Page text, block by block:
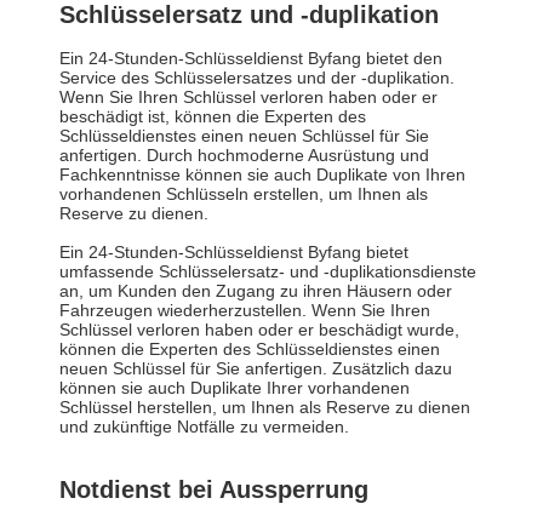
Schlüsselersatz und -duplikation
Ein 24-Stunden-Schlüsseldienst Byfang bietet den
Service des Schlüsselersatzes und der -duplikation.
Wenn Sie Ihren Schlüssel verloren haben oder er
beschädigt ist, können die Experten des
Schlüsseldienstes einen neuen Schlüssel für Sie
anfertigen. Durch hochmoderne Ausrüstung und
Fachkenntnisse können sie auch Duplikate von Ihren
vorhandenen Schlüsseln erstellen, um Ihnen als
Reserve zu dienen.
Ein 24-Stunden-Schlüsseldienst Byfang bietet
umfassende Schlüsselersatz- und -duplikationsdienste
an, um Kunden den Zugang zu ihren Häusern oder
Fahrzeugen wiederherzustellen. Wenn Sie Ihren
Schlüssel verloren haben oder er beschädigt wurde,
können die Experten des Schlüsseldienstes einen
neuen Schlüssel für Sie anfertigen. Zusätzlich dazu
können sie auch Duplikate Ihrer vorhandenen
Schlüssel herstellen, um Ihnen als Reserve zu dienen
und zukünftige Notfälle zu vermeiden.
Notdienst bei Aussperrung